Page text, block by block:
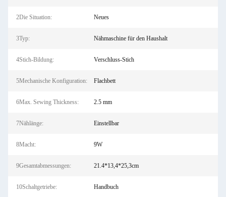
2Die Situation: Neues
3Typ: Nähmaschine für den Haushalt
4Stich-Bildung: Verschluss-Stich
5Mechanische Konfiguration: Flachbett
6Max. Sewing Thickness: 2.5 mm
7Nählänge: Einstellbar
8Macht: 9W
9Gesamtabmessungen: 21.4*13,4*25,3cm
10Schaltgetriebe: Handbuch